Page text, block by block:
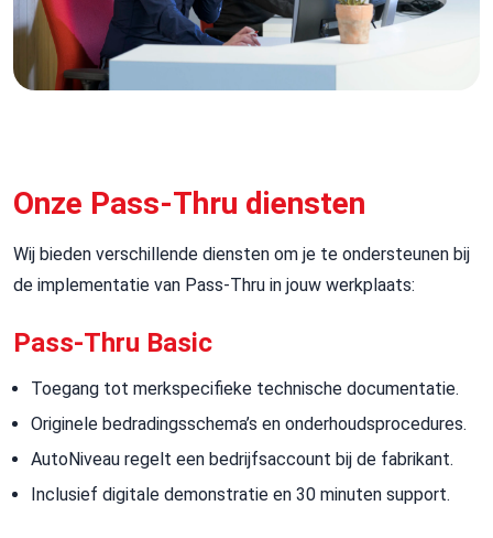
Onze Pass-Thru diensten
Wij bieden verschillende diensten om je te ondersteunen bij
de implementatie van Pass-Thru in jouw werkplaats:
Pass-Thru Basic
Toegang tot merkspecifieke technische documentatie.
Originele bedradingsschema’s en onderhoudsprocedures.
AutoNiveau regelt een bedrijfsaccount bij de fabrikant.
Inclusief digitale demonstratie en 30 minuten support.